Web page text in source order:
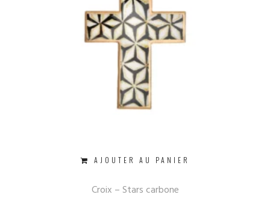
AJOUTER AU PANIER
Croix – Stars carbone